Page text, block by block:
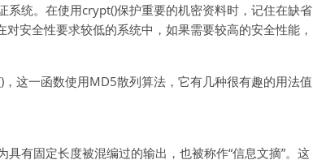
系统。在使用crypt()保护重要的机密资料时，记住在缺省
安全性要求较低的系统中，如果需要较高的安全性能，
这一函数使用MD5散列算法，它有几种很有趣的用法值
有固定长度被混编过的输出，也被称作“信息文摘”。这